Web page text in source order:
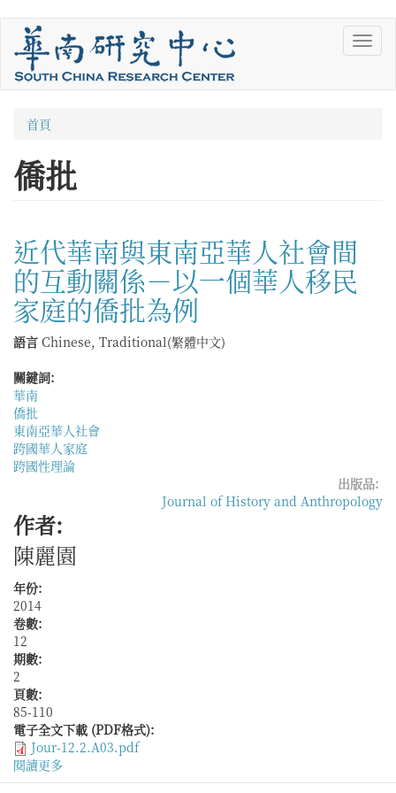
您
在
這
首頁
僑批
近代華南與東南亞華人社會間
的互動關係－以一個華人移民
家庭的僑批為例
語言 Chinese, Traditional(繁體中文)
關鍵詞:
華南
僑批
東南亞華人社會
跨國華人家庭
跨國性理論
出版品:
Journal of History and Anthropology
作者:
陳麗園
年份:
2014
卷數:
12
期數:
2
頁數:
85-110
電子全文下載 (PDF格式):
Jour-12.2.A03.pdf
閱讀更多
於